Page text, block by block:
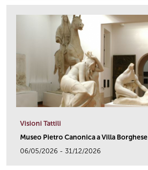
Visioni Tattili
Museo Pietro Canonica a Villa Borghese
06/05/2026 - 31/12/2026